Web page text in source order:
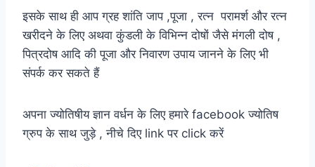
इसके साथ ही आप ग्रह शांति जाप ,पूजा , रत्न परामर्श और रत्न
खरीदने के लिए अथवा कुंडली के विभिन्न दोषों जैसे मंगली दोष ,
पित्रदोष आदि की पूजा और निवारण उपाय जानने के लिए भी
संपर्क कर सकते हैं
अपना ज्योतिषीय ज्ञान वर्धन के लिए हमारे facebook ज्योतिष
ग्रुप के साथ जुड़े , नीचे दिए link पर click करें